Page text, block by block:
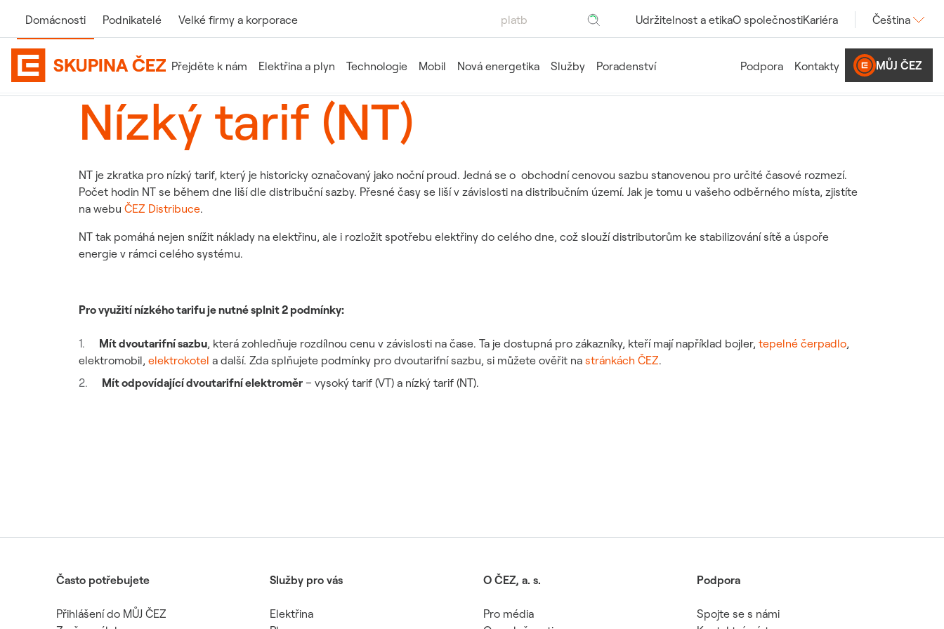
Slovníček pojmů
Domácnosti Podnikatelé Velké firmy a korporace
Hledaný výraz
Udržitelnost a etikaO společnostiKariéra Čeština
Přejděte k nám Elektřina a plyn Technologie Mobil Nová energetika Služby Poradenství Podpora Kontakty MŮJ ČEZ
Nízký tarif (NT)
NT je zkratka pro nízký tarif, který je historicky označovaný jako noční proud. Jedná se o obchodní cenovou sazbu stanovenou pro určité časové rozmezí.
Počet hodin NT se během dne liší dle distribuční sazby. Přesné časy se liší v závislosti na distribučním území. Jak je tomu u vašeho odběrného místa, zjistíte
na webu ČEZ Distribuce.
NT tak pomáhá nejen snížit náklady na elektřinu, ale i rozložit spotřebu elektřiny do celého dne, což slouží distributorům ke stabilizování sítě a úspoře
energie v rámci celého systému.
Pro využití nízkého tarifu je nutné splnit 2 podmínky:
Mít dvoutarifní sazbu, která zohledňuje rozdílnou cenu v závislosti na čase. Ta je dostupná pro zákazníky, kteří mají například bojler, tepelné čerpadlo,
elektromobil, elektrokotel a další. Zda splňujete podmínky pro dvoutarifní sazbu, si můžete ověřit na stránkách ČEZ.
Mít odpovídající dvoutarifní elektroměr – vysoký tarif (VT) a nízký tarif (NT).
Často potřebujete
Přihlášení do MŮJ ČEZ
Služby pro vás
Elektřina
O ČEZ, a. s.
Pro média
Podpora
Spojte se s námi